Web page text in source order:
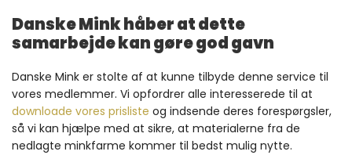
Danske Mink håber at dette
samarbejde kan gøre god gavn
Danske Mink er stolte af at kunne tilbyde denne service til
vores medlemmer. Vi opfordrer alle interesserede til at
downloade vores prisliste og indsende deres forespørgsler,
så vi kan hjælpe med at sikre, at materialerne fra de
nedlagte minkfarme kommer til bedst mulig nytte.